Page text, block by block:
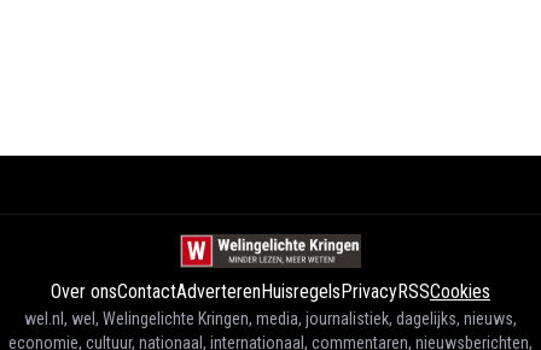
Over onsContactAdverterenHuisregelsPrivacyRSSCookies
wel.nl, wel, Welingelichte Kringen, media, journalistiek, dagelijks, nieuws,
economie, cultuur, nationaal, internationaal, commentaren, nieuwsberichten,